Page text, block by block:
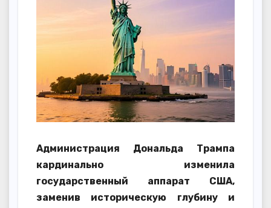
Администрация Дональда Трампа
кардинально изменила
государственный аппарат США,
заменив историческую глубину и